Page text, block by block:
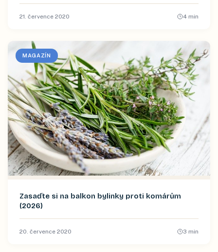
21. července 2020 4 min
MAGAZÍN
Zasaďte si na balkon bylinky proti komárům
(2026)
20. července 2020 3 min